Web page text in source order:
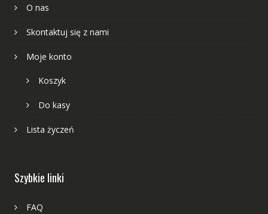
O nas
Skontaktuj się z nami
Moje konto
Koszyk
Do kasy
Lista życzeń
Szybkie linki
FAQ